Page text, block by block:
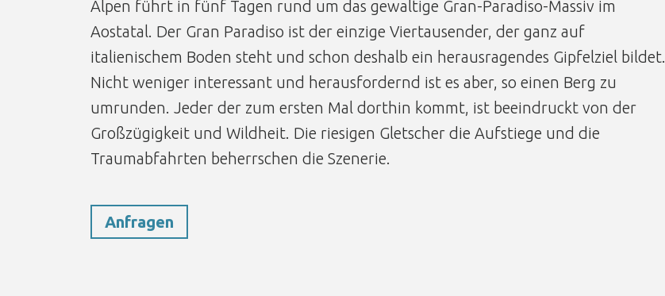
Alpen führt in fünf Tagen rund um das gewaltige Gran-Paradiso-Massiv im
Aostatal. Der Gran Paradiso ist der einzige Viertausender, der ganz auf
italienischem Boden steht und schon deshalb ein herausragendes Gipfelziel bildet.
Nicht weniger interessant und herausfordernd ist es aber, so einen Berg zu
umrunden. Jeder der zum ersten Mal dorthin kommt, ist beeindruckt von der
Großzügigkeit und Wildheit. Die riesigen Gletscher die Aufstiege und die
Traumabfahrten beherrschen die Szenerie.
Anfragen